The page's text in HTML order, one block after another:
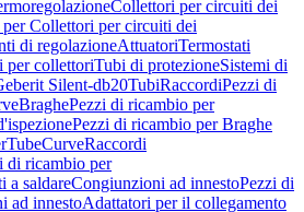
Collettori per circuiti dei
Collettori per circuiti dei
di regolazioneAttuatoriTermostati
per collettoriTubi di protezioneSistemi di
Silent-db20TubiRaccordiPezzi di
BraghePezzi di ricambio per
Pezzi di ricambio per Braghe
CurveRaccordi
di ricambio per
a saldareCongiunzioni ad innestoPezzi di
ad innestoAdattatori per il collegamento